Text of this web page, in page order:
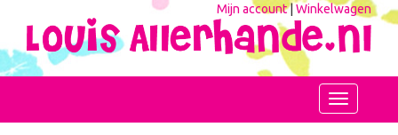
Mijn account|Winkelwagen
Toggle
navigation